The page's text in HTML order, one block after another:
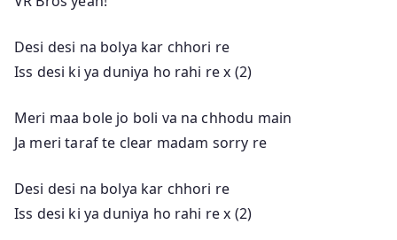
Desi desi na bolya kar chhori re
Iss desi ki ya duniya ho rahi re x (2)
Meri maa bole jo boli va na chhodu main
Ja meri taraf te clear madam sorry re
Desi desi na bolya kar chhori re
Iss desi ki ya duniya ho rahi re x (2)